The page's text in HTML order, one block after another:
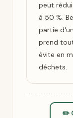
peut
à 50 %.
partie
prend
évite en
déchets.
✏️